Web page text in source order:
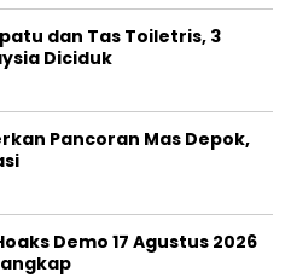
dan Tas Toiletris, 3
Diciduk
Pancoran Mas Depok,
Demo 17 Agustus 2026